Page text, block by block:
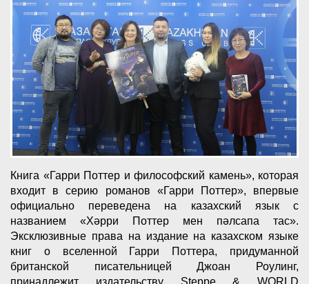
Книга «Гарри Поттер и философский камень», которая
входит в серию романов «Гарри Поттер», впервые
официально переведена на казахский язык с
названием «Хәрри Поттер мен пәлсапа тас».
Эксклюзивные права на издание на казахском языке
книг о вселенной Гарри Поттера, придуманной
британской писательницей Джоан Роулинг,